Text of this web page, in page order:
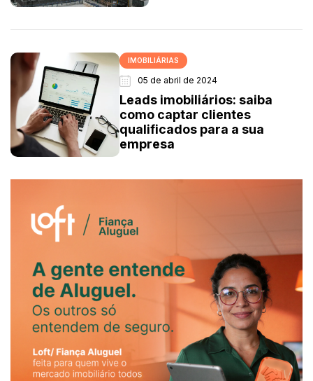
IMOBILIÁRIAS
05 de abril de 2024
Leads imobiliários: saiba
como captar clientes
qualificados para a sua
empresa